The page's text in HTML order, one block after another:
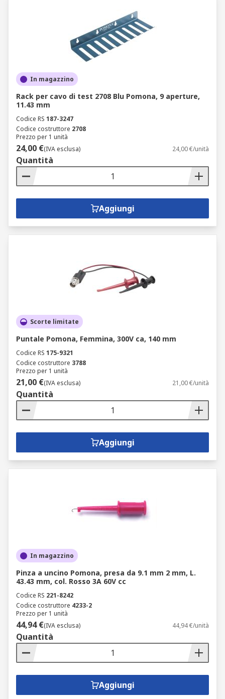
In magazzino
Rack per cavo di test 2708 Blu Pomona, 9 aperture,
11.43 mm
Codice RS 187-3247
Codice costruttore 2708
Prezzo per 1 unità
24,00 €(IVA esclusa) 24,00 €/unità
Quantità
Aggiungi
Scorte limitate
Puntale Pomona, Femmina, 300V ca, 140 mm
Codice RS 175-9321
Codice costruttore 3788
Prezzo per 1 unità
21,00 €(IVA esclusa) 21,00 €/unità
Quantità
Aggiungi
In magazzino
Pinza a uncino Pomona, presa da 9.1 mm 2 mm, L.
43.43 mm, col. Rosso 3A 60V cc
Codice RS 221-8242
Codice costruttore 4233-2
Prezzo per 1 unità
44,94 €(IVA esclusa) 44,94 €/unità
Quantità
Aggiungi